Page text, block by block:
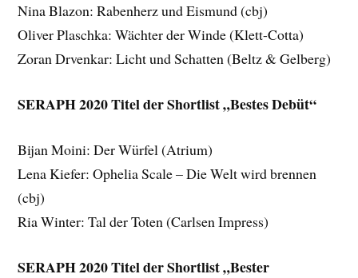
Nina Blazon: Rabenherz und Eismund (cbj)
Oliver Plaschka: Wächter der Winde (Klett-Cotta)
Zoran Drvenkar: Licht und Schatten (Beltz & Gelberg)
SERAPH 2020 Titel der Shortlist „Bestes Debüt“
Bijan Moini: Der Würfel (Atrium)
Lena Kiefer: Ophelia Scale – Die Welt wird brennen
(cbj)
Ria Winter: Tal der Toten (Carlsen Impress)
SERAPH 2020 Titel der Shortlist „Bester